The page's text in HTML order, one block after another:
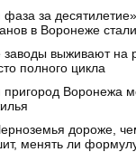
за
в Воронеже
заводы выживают на
полного цикла
Воронежа
дороже,
менять ли